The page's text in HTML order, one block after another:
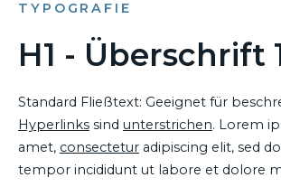
TYPOGRAFIE
H1 - Überschrift
Standard Fließtext: Geeignet für
Hyperlinks sind unterstrichen. Lorem
amet, consectetur adipiscing elit, sed
tempor incididunt ut labore et dolore